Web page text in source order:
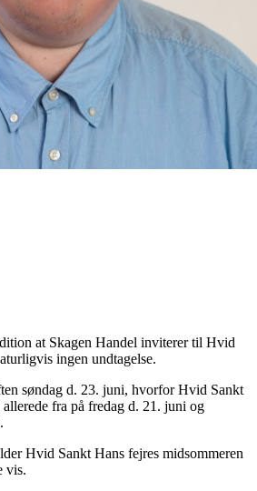
at Skagen Handel inviterer til Hvid
ingen undtagelse.
søndag d. 23. juni, hvorfor Hvid Sankt
fra på fredag d. 21. juni og
Hvid Sankt Hans fejres midsommeren
vis.